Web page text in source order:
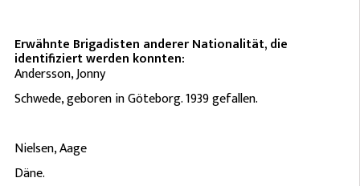
Erwähnte Brigadisten anderer Nationalität, die
identifiziert werden konnten:
Andersson, Jonny
Schwede, geboren in Göteborg. 1939 gefallen.
Nielsen, Aage
Däne.